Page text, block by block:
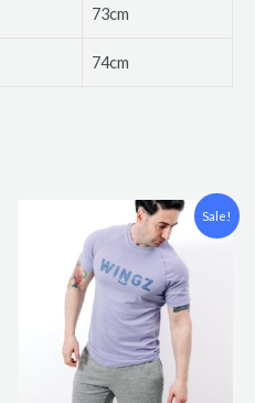
73cm
74cm
Sale!